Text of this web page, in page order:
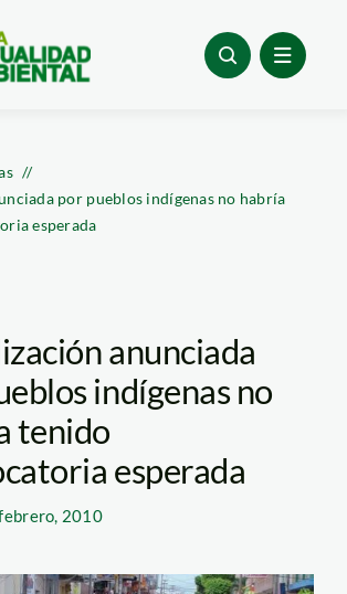
por pueblos indígenas no habría
esperada
anunciada
indígenas no
tenido
esperada
2010